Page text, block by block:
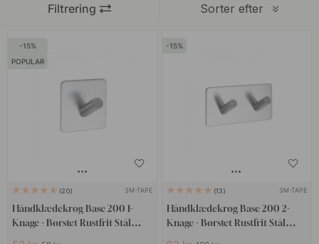
Sorter efter
Filtrering
15
POPULAR
20 3M-TAPE
Håndklædekrog Base 200 1-
Knage - Børstet Rustfrit Stål
15
13 3M-TAPE
Håndklædekrog Base 200 2-
Knage - Børstet Rustfrit Stål